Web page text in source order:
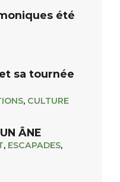
été
sa tournée
, CULTURE
ÂNE
, ESCAPADES,